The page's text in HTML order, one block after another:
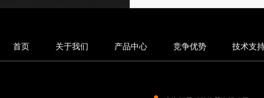
首页 关于我们 产品中心 竞争优势 技术支